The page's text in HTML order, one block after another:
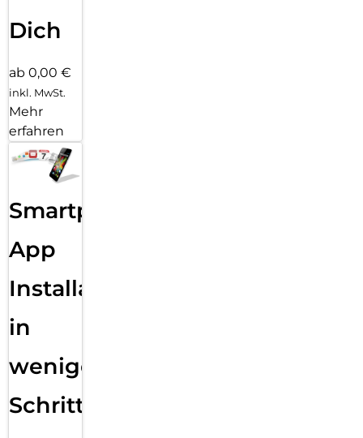
Dich
ab 0,00 €
inkl. MwSt.
Mehr
erfahren
Smartphone
App
Installation
in
wenigen
Schritten